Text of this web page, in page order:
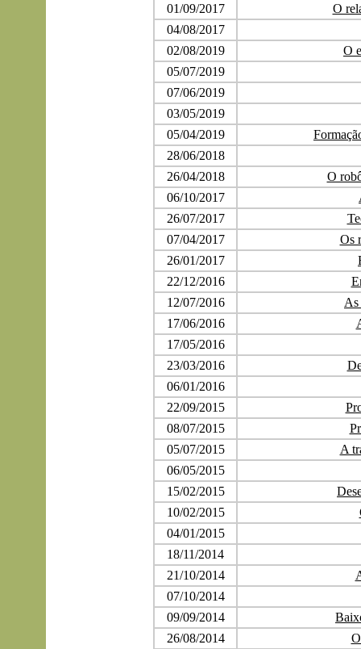
01/09/2017
O
04/08/2017
02/08/2019
O
05/07/2019
07/06/2019
03/05/2019
05/04/2019
28/06/2018
26/04/2018
O
06/10/2017
26/07/2017
07/04/2017
Os
26/01/2017
22/12/2016
12/07/2016
As
17/06/2016
17/05/2016
23/03/2016
06/01/2016
22/09/2015
08/07/2015
05/07/2015
A
06/05/2015
15/02/2015
10/02/2015
04/01/2015
18/11/2014
21/10/2014
07/10/2014
09/09/2014
26/08/2014